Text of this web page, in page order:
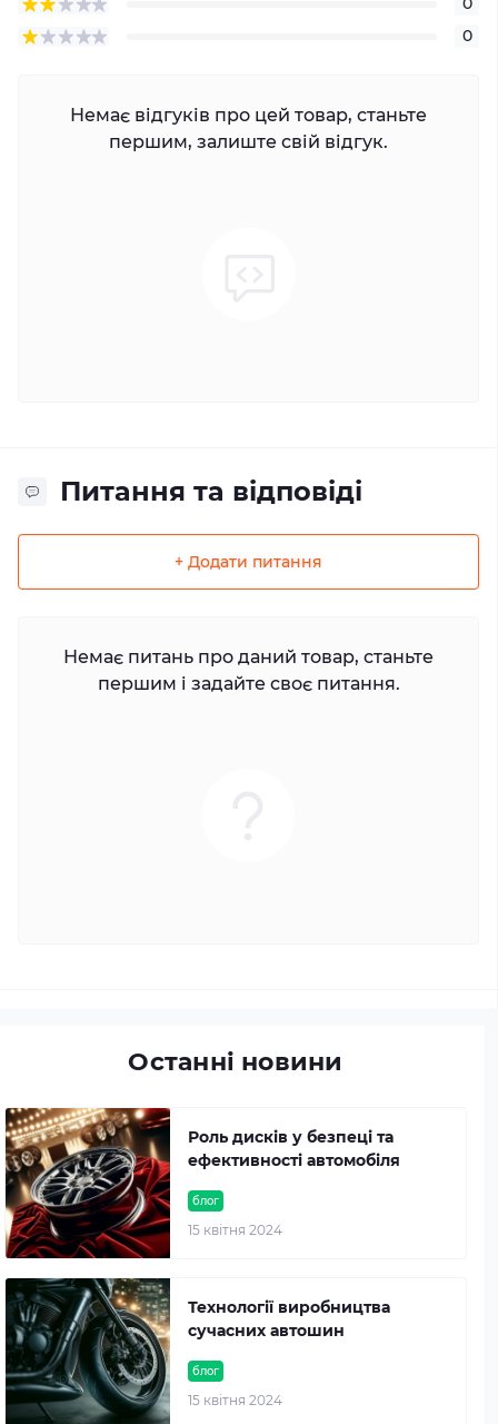
0
Немає відгуків про цей товар, станьте
першим, залиште свій відгук.
Питання та відповіді
+ Додати питання
Немає питань про даний товар, станьте
першим і задайте своє питання.
Останні новини
блог
15 квітня 2024
Роль дисків у безпеці та
ефективності автомобіля
блог
15 квітня 2024
Технології виробництва
сучасних автошин